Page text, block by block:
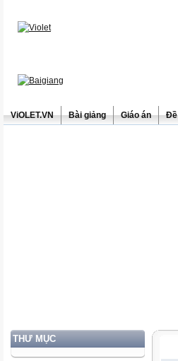
ViOLET.VN Bài giảng Giáo án Đề
THƯ MỤC